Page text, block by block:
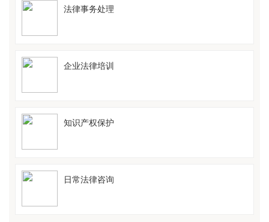
法律事务处理
企业法律培训
知识产权保护
日常法律咨询